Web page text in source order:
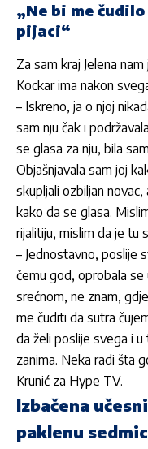
„Ne bi me
pijaci“
Za sam kraj Jelena
Kockar ima nakon
– Iskreno, ja o njoj
sam nju čak i
se glasa za nju, bila
Objašnjavala sam joj
skupljali ozbiljan novac,
kako da se glasa.
rijalitiju, mislim da je tu
– Jednostavno, poslije
čemu god, oprobala se
srećnom, ne znam,
me čuditi da sutra
da želi poslije svega i
zanima. Neka radi šta
Krunić za Hype TV.
Izbačena
paklenu